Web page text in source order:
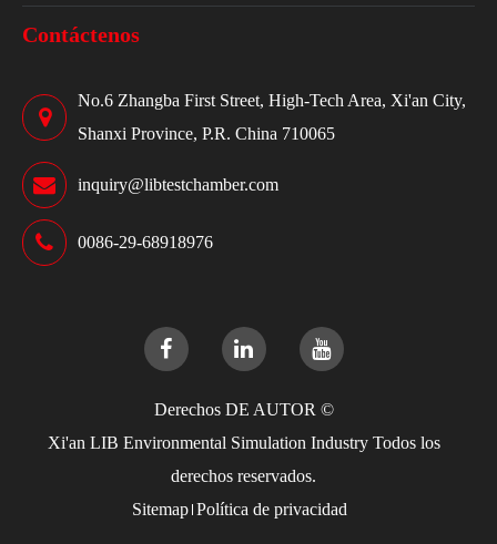
Contáctenos
No.6 Zhangba First Street, High-Tech Area, Xi'an City,
Shanxi Province, P.R. China 710065
inquiry@libtestchamber.com
0086-29-68918976
Derechos DE AUTOR ©
Xi'an LIB Environmental Simulation IndustryTodos los
derechos reservados.
Sitemap Política de privacidad